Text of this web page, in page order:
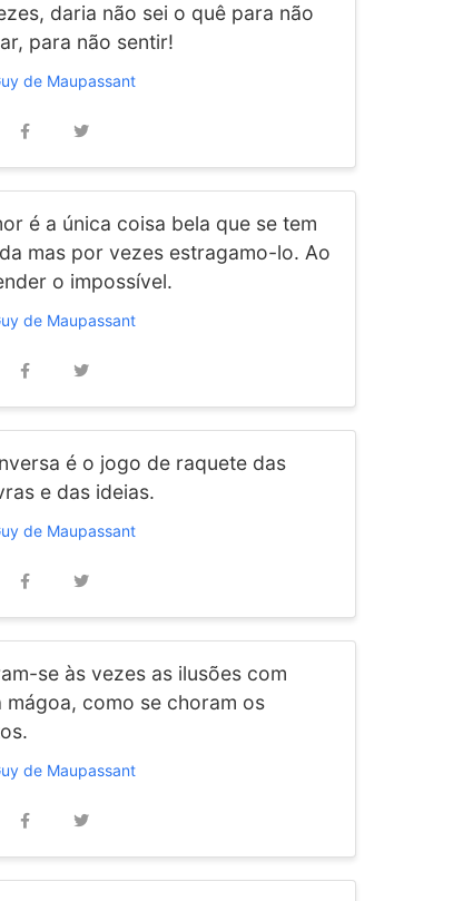
daria não sei o quê para não
para não sentir!
de Maupassant
é a única coisa bela que se tem
mas por vezes estragamo-lo. Ao
o impossível.
de Maupassant
é o jogo de raquete das
e das ideias.
de Maupassant
se às vezes as ilusões com
mágoa, como se choram os
de Maupassant